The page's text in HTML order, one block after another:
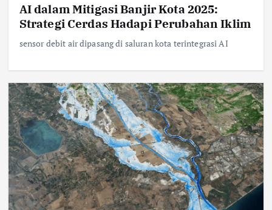
AI dalam Mitigasi Banjir Kota 2025:
Strategi Cerdas Hadapi Perubahan Iklim
sensor debit air dipasang di saluran kota terintegrasi AI